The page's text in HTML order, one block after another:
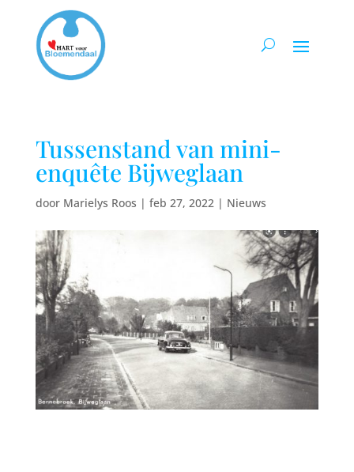
Tussenstand van mini-
enquête Bijweglaan
door Marielys Roos | feb 27, 2022 | Nieuws